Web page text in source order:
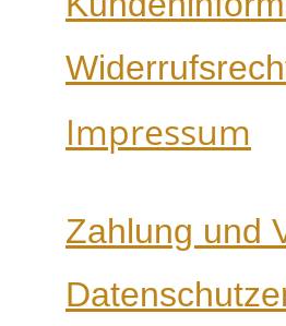
Zahlung und
Impressum